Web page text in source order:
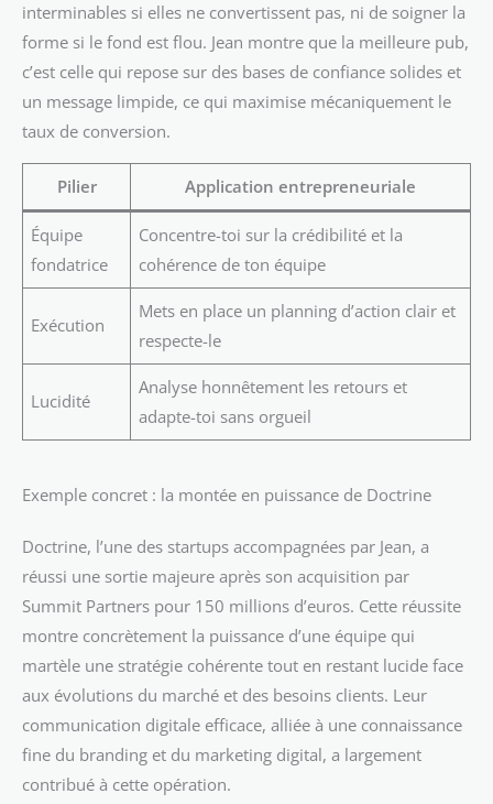
interminables si elles ne convertissent pas, ni de soigner la
forme si le fond est flou. Jean montre que la meilleure pub,
c’est celle qui repose sur des bases de confiance solides et
un message limpide, ce qui maximise mécaniquement le
taux de conversion.
Pilier Application entrepreneuriale
Équipe
fondatrice
Concentre-toi sur la crédibilité et la
cohérence de ton équipe
Exécution
Mets en place un planning d’action clair et
respecte-le
Lucidité
Analyse honnêtement les retours et
adapte-toi sans orgueil
Exemple concret : la montée en puissance de Doctrine
Doctrine, l’une des startups accompagnées par Jean, a
réussi une sortie majeure après son acquisition par
Summit Partners pour 150 millions d’euros. Cette réussite
montre concrètement la puissance d’une équipe qui
martèle une stratégie cohérente tout en restant lucide face
aux évolutions du marché et des besoins clients. Leur
communication digitale efficace, alliée à une connaissance
fine du branding et du marketing digital, a largement
contribué à cette opération.